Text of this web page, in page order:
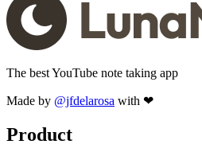
The best YouTube note taking app
Made by @jfdelarosa with ❤
Product